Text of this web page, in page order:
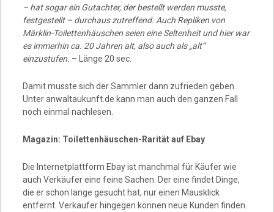
– hat sogar ein Gutachter, der bestellt werden musste,
festgestellt – durchaus zutreffend. Auch Repliken von
Märklin-Toilettenhäuschen seien eine Seltenheit und hier war
es immerhin ca. 20 Jahren alt, also auch als „alt“
einzustufen. – Länge 20 sec.
Damit musste sich der Sammler dann zufrieden geben.
Unter anwaltaukunft.de kann man auch den ganzen Fall
noch einmal nachlesen.
Magazin: Toilettenhäuschen-Rarität auf Ebay
Die Internetplattform Ebay ist manchmal für Käufer wie
auch Verkäufer eine feine Sachen. Der eine findet Dinge,
die er schon lange gesucht hat, nur einen Mausklick
entfernt. Verkäufer hingegen können neue Kunden finden.